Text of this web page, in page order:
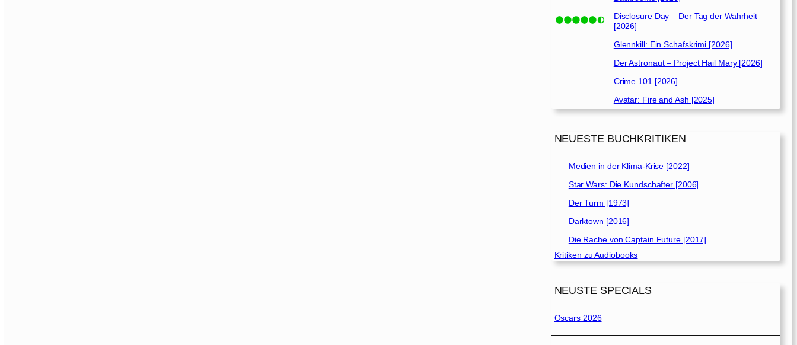
Disclosure Day – Der Tag der Wahrheit
[2026]
Glennkill: Ein Schafskrimi [2026]
Der Astronaut – Project Hail Mary [2026]
Crime 101 [2026]
Avatar: Fire and Ash [2025]
NEUESTE BUCHKRITIKEN
Medien in der Klima-Krise [2022]
Star Wars: Die Kundschafter [2006]
Der Turm [1973]
Darktown [2016]
Die Rache von Captain Future [2017]
Kritiken zu Audiobooks
NEUSTE SPECIALS
Oscars 2026